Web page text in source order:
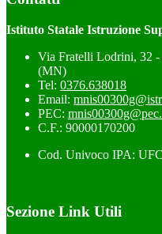
Istituto Statale Istruzione
Via Fratelli Lodrini, 32 -
(MN)
Tel: 0376.638018
Email:
PEC:
C.F.: 90000170200
Cod. Univoco IPA:
Sezione Link Utili